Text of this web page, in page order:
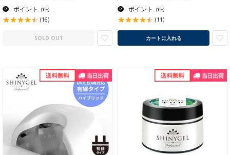
ポイント :(1%)
(16)
SOLD OUT
ポイント :(1%)
(11)
カートに入れる